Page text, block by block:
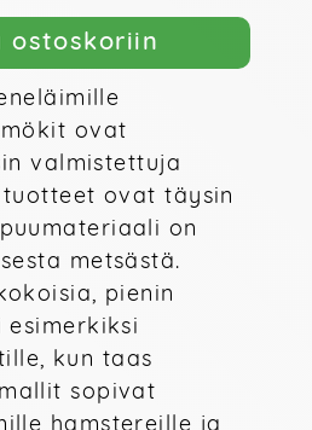
ostoskoriin
ovat
valmistettuja
ovat täysin
on
metsästä.
pienin
kun taas
sopivat
hamstereille ja